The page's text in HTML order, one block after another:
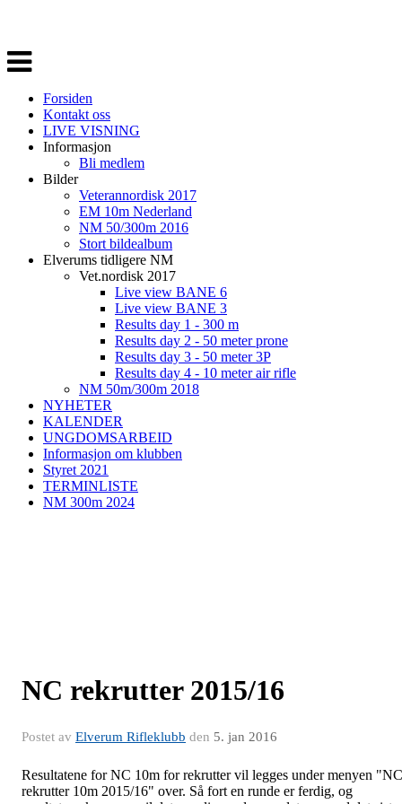
Veksle
navigasjon
Forsiden
Kontakt oss
LIVE VISNING
Informasjon
Bli medlem
Bilder
Veterannordisk 2017
EM 10m Nederland
NM 50/300m 2016
Stort bildealbum
Elverums tidligere NM
Vet.nordisk 2017
Live view BANE 6
Live view BANE 3
Results day 1 - 300 m
Results day 2 - 50 meter prone
Results day 3 - 50 meter 3P
Results day 4 - 10 meter air rifle
NM 50m/300m 2018
NYHETER
KALENDER
UNGDOMSARBEID
Informasjon om klubben
Styret 2021
TERMINLISTE
NM 300m 2024
NC rekrutter 2015/16
Postet av Elverum Rifleklubb den 5. jan 2016
Resultatene for NC 10m for rekrutter vil legges under menyen "NC
rekrutter 10m 2015/16" over. Så fort en runde er ferdig, og